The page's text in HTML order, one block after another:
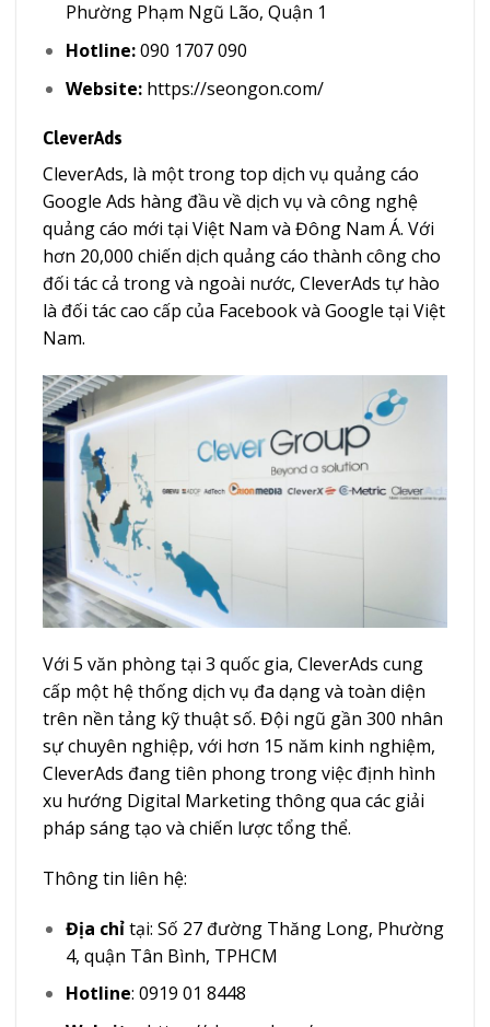
Phường Phạm Ngũ Lão, Quận 1
Hotline:090 1707 090
Website: https://seongon.com/
CleverAds
CleverAds, là một trong top dịch vụ quảng cáo
Google Ads hàng đầu về dịch vụ và công nghệ
quảng cáo mới tại Việt Nam và Đông Nam Á. Với
hơn 20,000 chiến dịch quảng cáo thành công cho
đối tác cả trong và ngoài nước, CleverAds tự hào
là đối tác cao cấp của Facebook và Google tại Việt
Nam.
Với 5 văn phòng tại 3 quốc gia, CleverAds cung
cấp một hệ thống dịch vụ đa dạng và toàn diện
trên nền tảng kỹ thuật số. Đội ngũ gần 300 nhân
sự chuyên nghiệp, với hơn 15 năm kinh nghiệm,
CleverAds đang tiên phong trong việc định hình
xu hướng Digital Marketing thông qua các giải
pháp sáng tạo và chiến lược tổng thể.
Thông tin liên hệ:
Địa chỉtại: Số 27 đường Thăng Long, Phường
4, quận Tân Bình, TPHCM
Hotline: 0919 01 8448